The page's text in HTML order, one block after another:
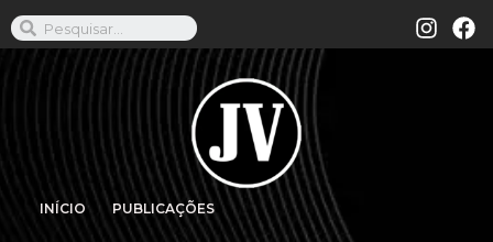
INÍCIO PUBLICAÇÕES